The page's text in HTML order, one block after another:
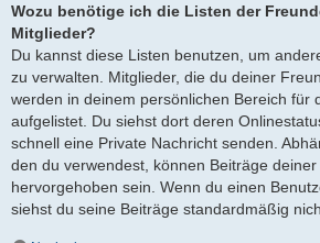
Wozu benötige ich die Listen der
Mitglieder?
Du kannst diese Listen benutzen, um
zu verwalten. Mitglieder, die du deiner
werden in deinem persönlichen Bereich für
aufgelistet. Du siehst dort deren
schnell eine Private Nachricht senden.
den du verwendest, können Beiträge
hervorgehoben sein. Wenn du einen
siehst du seine Beiträge standardmäßig